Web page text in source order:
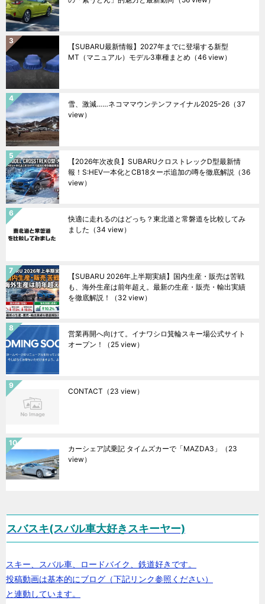
【SUBARU最新情報】2027年までに登場する新型
MT（マニュアル）モデル3車種まとめ （46 view）
雪、激減……ネコママウンテンファイナル2025ｰ26 （37
view）
【2026年次改良】SUBARUクロストレックD型最新情
報！S:HEV一本化とCB18ターボ追加の噂を徹底解説 （36
view）
快適に走れるのはどっち？東北道と常磐道を比較してみ
ました （34 view）
【SUBARU 2026年上半期実績】国内生産・販売は苦戦
も、海外生産は前年超え。最新の生産・販売・輸出実績
を徹底解説！
（32 view）
営業再開へ向けて。イナワシロ箕輪スキー場公式サイト
オープン！
（25 view）
CONTACT （23 view）
カーシェア試乗記 タイムズカーで「MAZDA3」
（23
view）
スバスキ(スバル車大好きスキーヤー)
スキー、スバル車、ロードバイク、鉄道好きです。
投稿動画は基本的にブログ（下記リンク参照ください）
と連動しています。